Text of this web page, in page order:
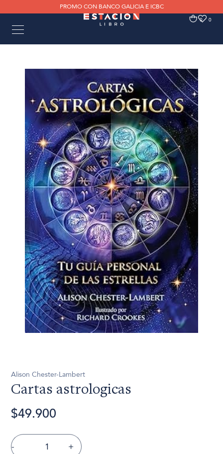
PROMO CON BANCO GALICIA E ICBC
0 0
Alison Chester-Lambert
Cartas astrologicas
$49.900
- +